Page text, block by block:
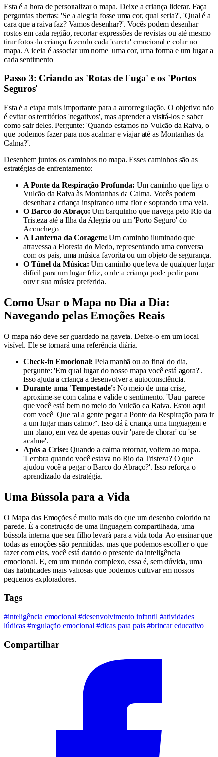
Esta é a hora de personalizar o mapa. Deixe a criança liderar. Faça
perguntas abertas: 'Se a alegria fosse uma cor, qual seria?', 'Qual é a
cara que a raiva faz? Vamos desenhar?'. Vocês podem desenhar
rostos em cada região, recortar expressões de revistas ou até mesmo
tirar fotos da criança fazendo cada 'careta' emocional e colar no
mapa. A ideia é associar um nome, uma cor, uma forma e um lugar a
cada sentimento.
Passo 3: Criando as 'Rotas de Fuga' e os 'Portos
Seguros'
Esta é a etapa mais importante para a autorregulação. O objetivo não
é evitar os territórios 'negativos', mas aprender a visitá-los e saber
como sair deles. Pergunte: 'Quando estamos no Vulcão da Raiva, o
que podemos fazer para nos acalmar e viajar até as Montanhas da
Calma?'.
Desenhem juntos os caminhos no mapa. Esses caminhos são as
estratégias de enfrentamento:
A Ponte da Respiração Profunda: Um caminho que liga o
Vulcão da Raiva às Montanhas da Calma. Vocês podem
desenhar a criança inspirando uma flor e soprando uma vela.
O Barco do Abraço: Um barquinho que navega pelo Rio da
Tristeza até a Ilha da Alegria ou um 'Porto Seguro' do
Aconchego.
A Lanterna da Coragem: Um caminho iluminado que
atravessa a Floresta do Medo, representando uma conversa
com os pais, uma música favorita ou um objeto de segurança.
O Túnel da Música: Um caminho que leva de qualquer lugar
difícil para um lugar feliz, onde a criança pode pedir para
ouvir sua música preferida.
Como Usar o Mapa no Dia a Dia:
Navegando pelas Emoções Reais
O mapa não deve ser guardado na gaveta. Deixe-o em um local
visível. Ele se tornará uma referência diária.
Check-in Emocional: Pela manhã ou ao final do dia,
pergunte: 'Em qual lugar do nosso mapa você está agora?'.
Isso ajuda a criança a desenvolver a autoconsciência.
Durante uma 'Tempestade': No meio de uma crise,
aproxime-se com calma e valide o sentimento. 'Uau, parece
que você está bem no meio do Vulcão da Raiva. Estou aqui
com você. Que tal a gente pegar a Ponte da Respiração para ir
a um lugar mais calmo?'. Isso dá à criança uma linguagem e
um plano, em vez de apenas ouvir 'pare de chorar' ou 'se
acalme'.
Após a Crise: Quando a calma retornar, voltem ao mapa.
'Lembra quando você estava no Rio da Tristeza? O que
ajudou você a pegar o Barco do Abraço?'. Isso reforça o
aprendizado da estratégia.
Uma Bússola para a Vida
O Mapa das Emoções é muito mais do que um desenho colorido na
parede. É a construção de uma linguagem compartilhada, uma
bússola interna que seu filho levará para a vida toda. Ao ensinar que
todas as emoções são permitidas, mas que podemos escolher o que
fazer com elas, você está dando o presente da inteligência
emocional. E, em um mundo complexo, essa é, sem dúvida, uma
das habilidades mais valiosas que podemos cultivar em nossos
pequenos exploradores.
Tags
#inteligência emocional #desenvolvimento infantil #atividades
lúdicas #regulação emocional #dicas para pais #brincar educativo
Compartilhar